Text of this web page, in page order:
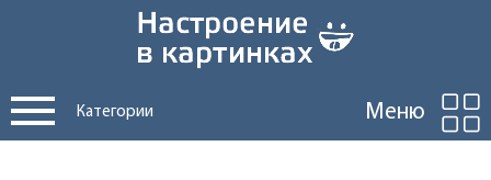
Категории Меню